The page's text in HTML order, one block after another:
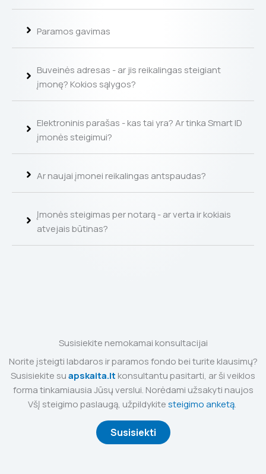
Paramos gavimas
Buveinės adresas - ar jis reikalingas steigiant
įmonę? Kokios sąlygos?
Elektroninis parašas - kas tai yra? Ar tinka Smart ID
įmonės steigimui?
Ar naujai įmonei reikalingas antspaudas?
Įmonės steigimas per notarą - ar verta ir kokiais
atvejais būtinas?
Susisiekite nemokamai konsultacijai
Norite įsteigti labdaros ir paramos fondo bei turite klausimų?
Susisiekite suapskaita.lt konsultantu pasitarti, ar ši veiklos
forma tinkamiausia Jūsų verslui. Norėdami užsakyti naujos
VšĮ steigimo paslaugą, užpildykitesteigimo anketą.
Susisiekti